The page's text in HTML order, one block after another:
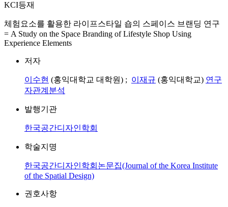
KCI등재
체험요소를 활용한 라이프스타일 숍의 스페이스 브랜딩 연구
= A Study on the Space Branding of Lifestyle Shop Using
Experience Elements
저자
이수현 (홍익대학교 대학원) ; 이재규 (홍익대학교) 연구
자관계분석
발행기관
한국공간디자인학회
학술지명
한국공간디자인학회논문집(Journal of the Korea Institute
of the Spatial Design)
권호사항